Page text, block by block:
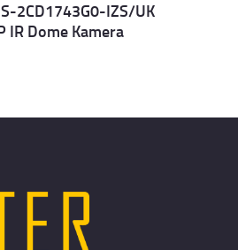
2CD1743G0-IZS/UK
IR Dome Kamera